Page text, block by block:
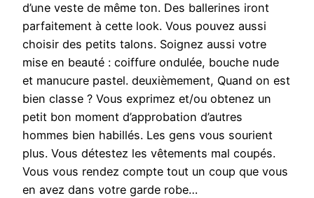
d’une veste de même ton. Des ballerines iront
parfaitement à cette look. Vous pouvez aussi
choisir des petits talons. Soignez aussi votre
mise en beauté : coiffure ondulée, bouche nude
et manucure pastel. deuxièmement, Quand on est
bien classe ? Vous exprimez et/ou obtenez un
petit bon moment d’approbation d’autres
hommes bien habillés. Les gens vous sourient
plus. Vous détestez les vêtements mal coupés.
Vous vous rendez compte tout un coup que vous
en avez dans votre garde robe…